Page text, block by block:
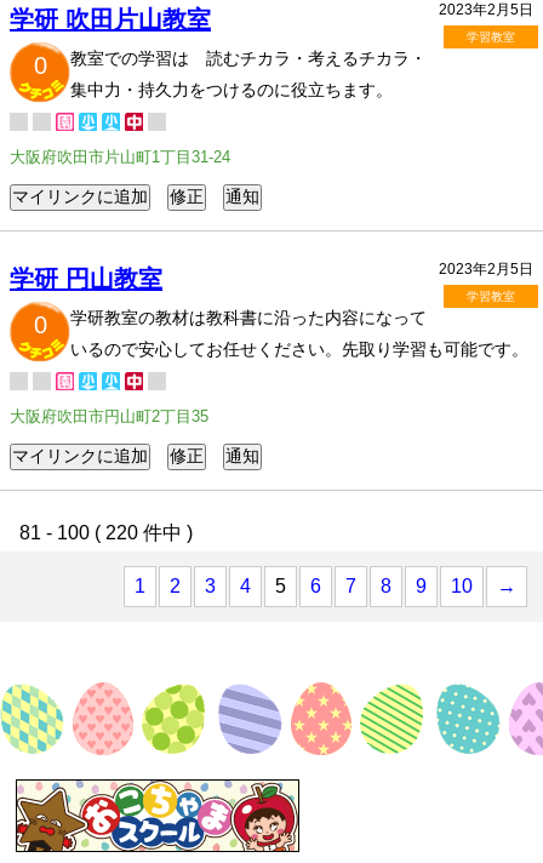
2023年2月5日
学習教室
学研 吹田片山教室
0
教室での学習は 読むチカラ・考えるチカラ・
集中力・持久力をつけるのに役立ちます。
大阪府吹田市片山町1丁目31-24
2023年2月5日
学習教室
学研 円山教室
0
学研教室の教材は教科書に沿った内容になって
いるので安心してお任せください。先取り学習も可能です。
大阪府吹田市円山町2丁目35
81 - 100 ( 220 件中 )
1 2 3 4 5 6 7 8 9 10 →